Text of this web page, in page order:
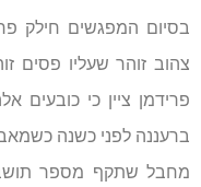
בסיום המפגשים חילק
צהוב זוהר שעליו פסים
פרידמן ציין כי
ברעננה לפני כשנה
מחבל שתקף מספר